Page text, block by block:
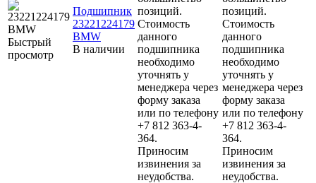
Быстрый
просмотр
Подшипник
23221224179
BMW
В наличии
позиций.
Стоимость
данного
подшипника
необходимо
уточнять у
менеджера через
форму заказа
или по телефону
+7 812 363-4-
364.
Приносим
извинения за
неудобства.
позиций.
Стоимость
данного
подшипника
необходимо
уточнять у
менеджера через
форму заказа
или по телефону
+7 812 363-4-
364.
Приносим
извинения за
неудобства.